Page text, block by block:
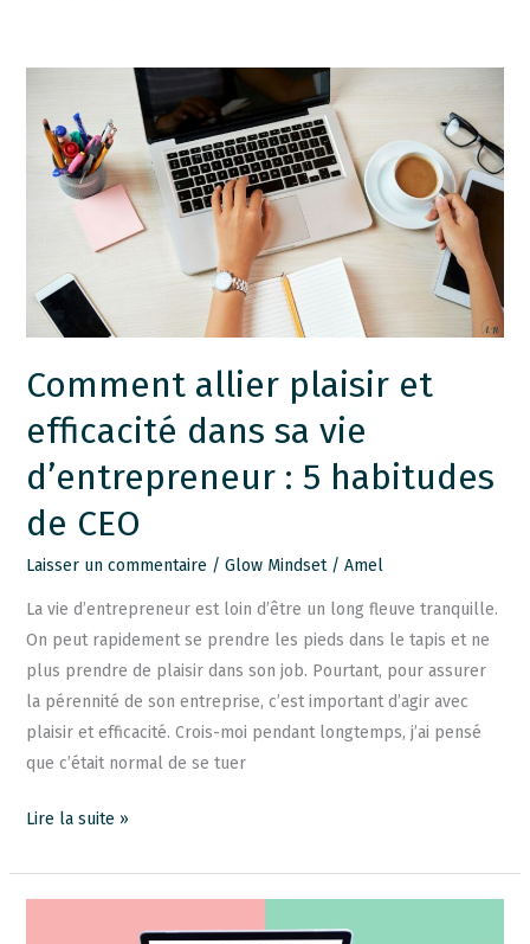
Comment allier plaisir et
efficacité dans sa vie
d’entrepreneur : 5 habitudes
de CEO
Laisser un commentaire / Glow Mindset/ Amel
La vie d’entrepreneur est loin d’être un long fleuve tranquille.
On peut rapidement se prendre les pieds dans le tapis et ne
plus prendre de plaisir dans son job. Pourtant, pour assurer
la pérennité de son entreprise, c’est important d’agir avec
plaisir et efficacité. Crois-moi pendant longtemps, j’ai pensé
que c’était normal de se tuer
plaisir
efficacité
vie
d’entrepreneur :
habitudes
de
Lire la suite »